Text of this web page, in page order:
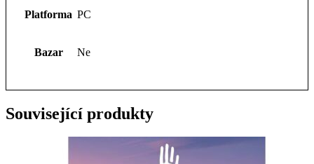
Platforma PC
Bazar Ne
Související produkty